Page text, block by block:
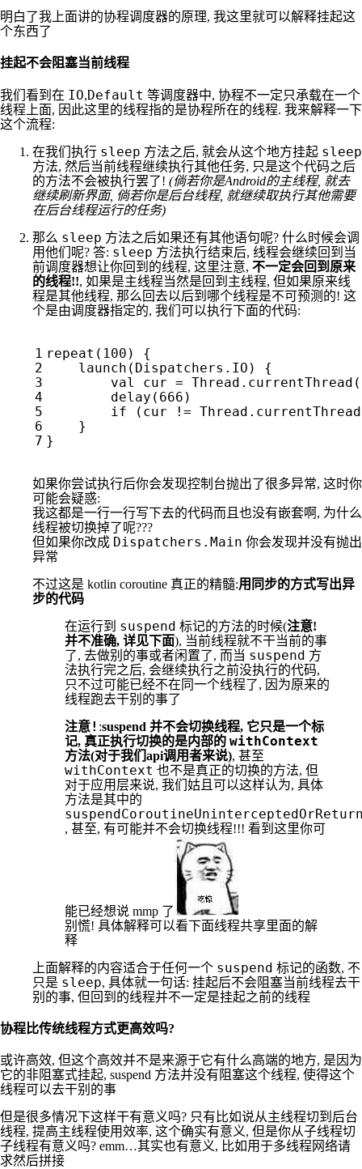
明白了我上面讲的协程调度器的原理, 我这里就可以解释挂起这
个东西了
挂起不会阻塞当前线程
我们看到在 IO,Default 等调度器中, 协程不一定只承载在一个
线程上面, 因此这里的线程指的是协程所在的线程. 我来解释一下
这个流程:
在我们执行 sleep 方法之后, 就会从这个地方挂起 sleep
方法, 然后当前线程继续执行其他任务, 只是这个代码之后
的方法不会被执行罢了! (倘若你是Android的主线程, 就去
继续刷新界面, 倘若你是后台线程, 就继续取执行其他需要
在后台线程运行的任务)
那么 sleep 方法之后如果还有其他语句呢? 什么时候会调
用他们呢? 答: sleep 方法执行结束后, 线程会继续回到当
前调度器想让你回到的线程, 这里注意, 不一定会回到原来
的线程!!, 如果是主线程当然是回到主线程, 但如果原来线
程是其他线程, 那么回去以后到哪个线程是不可预测的! 这
个是由调度器指定的, 我们可以执行下面的代码:
repeat ( 100 )
{
launch ( Dispatchers . IO )
{
val
cur = Thread . currentThread
delay ( 666 )
if
( cur != Thread . currentThread
}
}
如果你尝试执行后你会发现控制台抛出了很多异常, 这时你
可能会疑惑:
我这都是一行一行写下去的代码而且也没有嵌套啊, 为什么
线程被切换掉了呢???
但如果你改成 Dispatchers.Main 你会发现并没有抛出
异常
不过这是 kotlin coroutine 真正的精髓:用同步的方式写出异
步的代码
在运行到 suspend 标记的方法的时候(注意!
并不准确, 详见下面), 当前线程就不干当前的事
了, 去做别的事或者闲置了, 而当 suspend 方
法执行完之后, 会继续执行之前没执行的代码,
只不过可能已经不在同一个线程了, 因为原来的
线程跑去干别的事了
注意! :suspend 并不会切换线程, 它只是一个标
记, 真正执行切换的是内部的 withContext
方法(对于我们api调用者来说), 甚至
withContext 也不是真正的切换的方法, 但
对于应用层来说, 我们姑且可以这样认为, 具体
方法是其中的
, 甚至, 有可能并不会切换线程!!! 看到这里你可
能已经想说 mmp 了
别慌! 具体解释可以看下面线程共享里面的解
释
上面解释的内容适合于任何一个 suspend 标记的函数, 不
只是 sleep, 具体就一句话: 挂起后不会阻塞当前线程去干
别的事, 但回到的线程并不一定是挂起之前的线程
协程比传统线程方式更高效吗?
或许高效, 但这个高效并不是来源于它有什么高端的地方, 是因为
它的非阻塞式挂起, suspend 方法并没有阻塞这个线程, 使得这个
线程可以去干别的事
但是很多情况下这样干有意义吗? 只有比如说从主线程切到后台
线程, 提高主线程使用效率, 这个确实有意义, 但是你从子线程切
子线程有意义吗? emm…其实也有意义, 比如用于多线程网络请
求然后拼接